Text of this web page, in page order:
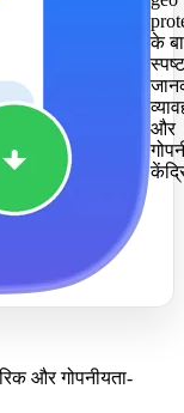
के
और
और गोपनीयता-